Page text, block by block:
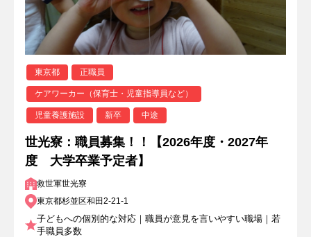
東京都 正職員
ケアワーカー（保育士・児童指導員など）
児童養護施設 新卒 中途
世光寮：職員募集！！【2026年度・2027年
度 大学卒業予定者】
救世軍世光寮
東京都杉並区和田2-21-1
子どもへの個別的な対応｜職員が意見を言いやすい職場｜若
手職員多数